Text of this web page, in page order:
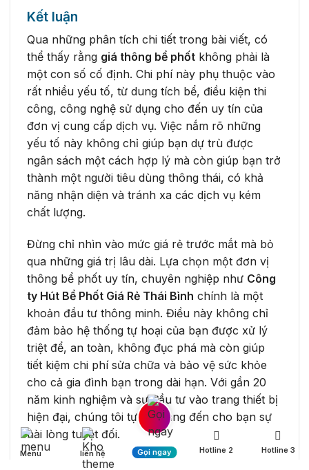
Kết luận
Qua những phân tích chi tiết trong bài viết, có
thể thấy rằng giá thông bể phốt không phải là
một con số cố định. Chi phí này phụ thuộc vào
rất nhiều yếu tố, từ dung tích bể, điều kiện thi
công, công nghệ sử dụng cho đến uy tín của
đơn vị cung cấp dịch vụ. Việc nắm rõ những
yếu tố này không chỉ giúp bạn dự trù được
ngân sách một cách hợp lý mà còn giúp bạn trở
thành một người tiêu dùng thông thái, có khả
năng nhận diện và tránh xa các dịch vụ kém
chất lượng.
Đừng chỉ nhìn vào mức giá rẻ trước mắt mà bỏ
qua những giá trị lâu dài. Lựa chọn một đơn vị
thông bể phốt uy tín, chuyên nghiệp như Công
ty Hút Bể Phốt Giá Rẻ Thái Bình chính là một
khoản đầu tư thông minh. Điều này không chỉ
đảm bảo hệ thống tự hoại của bạn được xử lý
triệt để, an toàn, không đục phá mà còn giúp
tiết kiệm chi phí sửa chữa và bảo vệ sức khỏe
cho cả gia đình bạn trong dài hạn. Với gần 20
năm kinh nghiệm và sự đầu tư vào trang thiết bị
hiện đại, chúng tôi tự tin mang đến cho bạn sự
hài lòng tuyệt đối.
Nếu bạn đang gặp vấn đề với bể phốt hoặc cần
Menu liên hệ Gọi ngay Hotline 2 Hotline 3